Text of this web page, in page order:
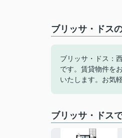
ブリッサ・ドス
ブリッサ・ドス：
です。賃貸物件を
いたします。お気
ブリッサ・ドス